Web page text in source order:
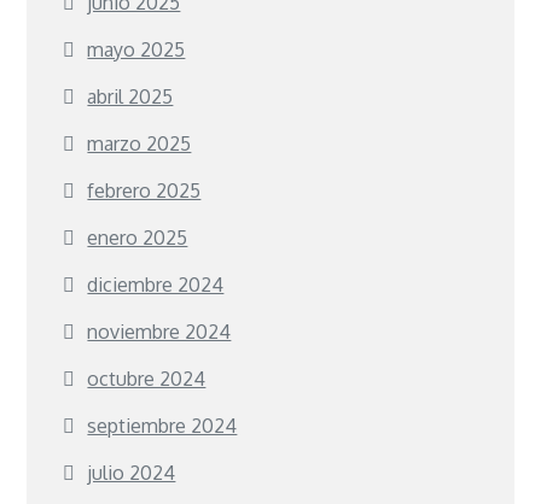
mayo 2025
abril 2025
marzo 2025
febrero 2025
enero 2025
diciembre 2024
noviembre 2024
octubre 2024
septiembre 2024
julio 2024